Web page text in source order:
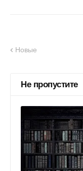
Новые
Не пропустите